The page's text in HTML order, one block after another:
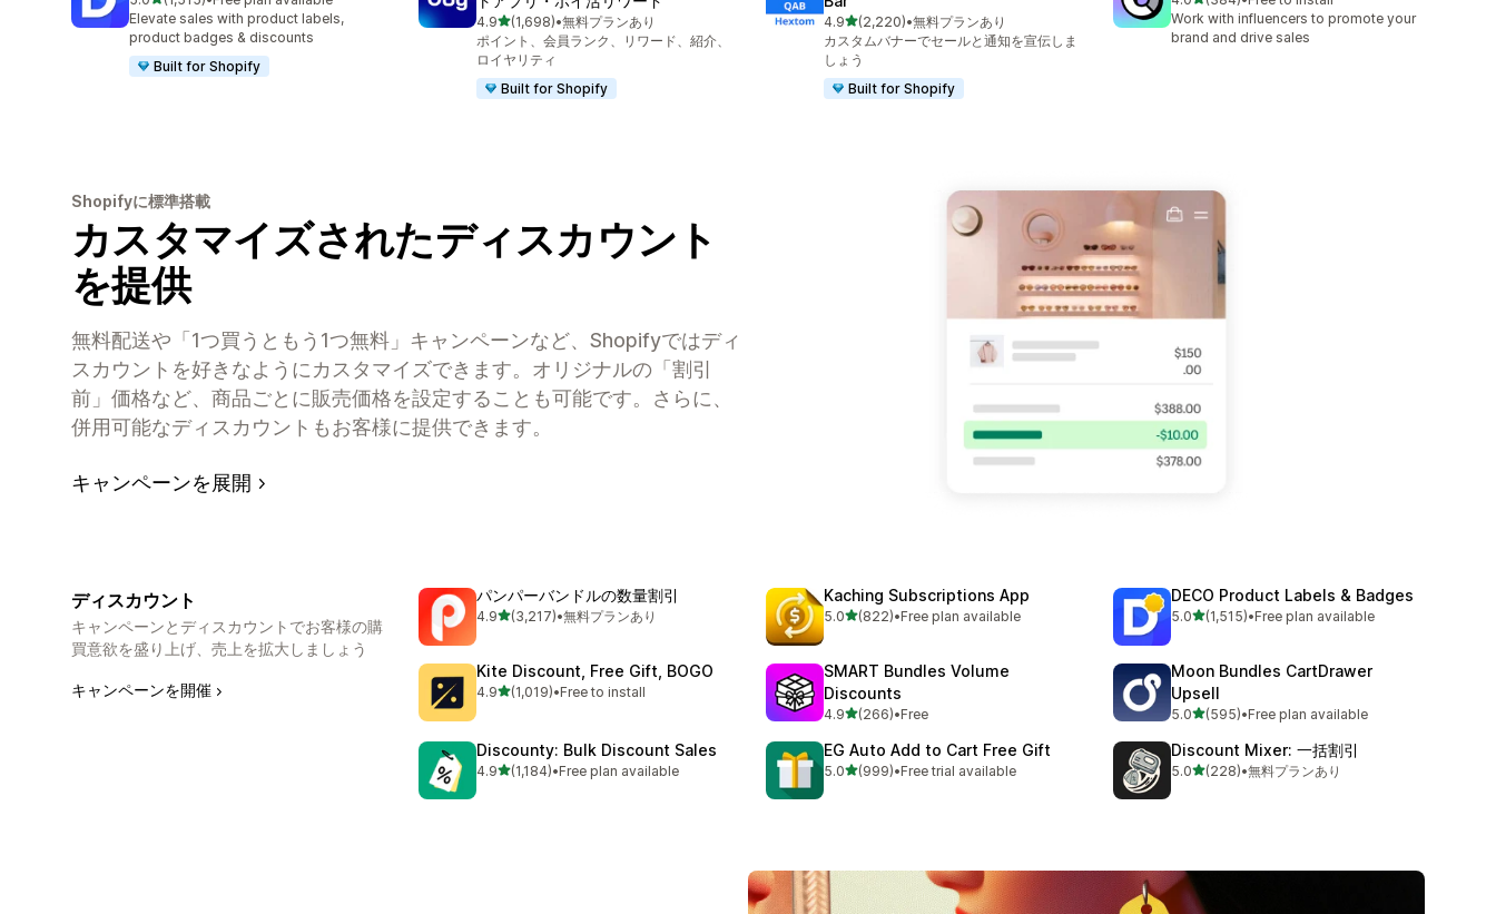
合計レビュー数：1515件
Elevate sales with product labels,
product badges & discounts
Built for Shopify
4.95つ星中
(1,698)
合計レビュー数：1698件
•無料プランあり
ポイント、会員ランク、リワード、紹介、
ロイヤリティ
Built for Shopify
4.95つ星中
(2,220)
合計レビュー数：2220件
•無料プランあり
カスタムバナーでセールと通知を宣伝しま
しょう
Built for Shopify
合計レビュー数：384件
Work with influencers to promote your
brand and drive sales
Shopifyに標準搭載
カスタマイズされたディスカウント
を提供
無料配送や「1つ買うともう1つ無料」キャンペーンなど、Shopifyではディ
スカウントを好きなようにカスタマイズできます。オリジナルの「割引
前」価格など、商品ごとに販売価格を設定することも可能です。さらに、
併用可能なディスカウントもお客様に提供できます。
キャンペーンを展開
ディスカウント
キャンペーンとディスカウントでお客様の購
買意欲を盛り上げ、売上を拡大しましょう
キャンペーンを開催
パンパーバンドルの数量割引
4.95つ星中
(3,217)
合計レビュー数：3217件
•無料プランあり
Kaching Subscriptions App
5.05つ星中
(822)
合計レビュー数：822件
•Free plan available
DECO Product Labels & Badges
5.05つ星中
(1,515)
合計レビュー数：1515件
•Free plan available
Kite Discount, Free Gift, BOGO
4.95つ星中
(1,019)
合計レビュー数：1019件
•Free to install
SMART Bundles Volume
Discounts
4.95つ星中
(266)
合計レビュー数：266件
•Free
Moon Bundles CartDrawer
Upsell
5.05つ星中
(595)
合計レビュー数：595件
•Free plan available
Discounty: Bulk Discount Sales
4.95つ星中
(1,184)
合計レビュー数：1184件
•Free plan available
EG Auto Add to Cart Free Gift
5.05つ星中
(999)
合計レビュー数：999件
•Free trial available
Discount Mixer: 一括割引
5.05つ星中
(228)
合計レビュー数：228件
•無料プランあり